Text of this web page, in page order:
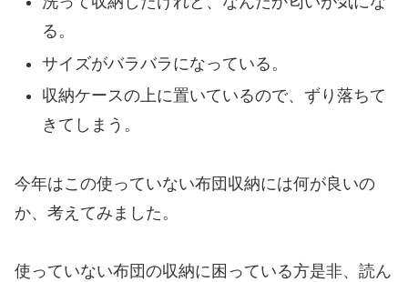
る。
サイズがバラバラになっている。
収納ケースの上に置いているので、ずり落ちて
きてしまう。
今年はこの使っていない布団収納には何が良いの
か、考えてみました。
使っていない布団の収納に困っている方是非、読ん